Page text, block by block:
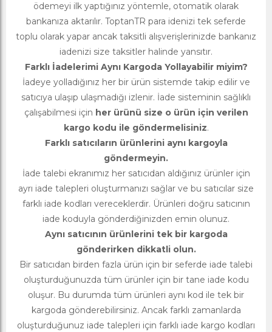
ödemeyi ilk yaptığınız yöntemle, otomatik olarak
bankanıza aktarılır. ToptanTR para idenizi tek seferde
toplu olarak yapar ancak taksitli alışverişlerinizde bankanız
iadenizi size taksitler halinde yansıtır.
Farklı İadelerimi Aynı Kargoda Yollayabilir miyim?
İadeye yolladığınız her bir ürün sistemde takip edilir ve
satıcıya ulaşıp ulaşmadığı izlenir. İade sisteminin sağlıklı
çalışabilmesi için her ürünü size o ürün için verilen
kargo kodu ile göndermelisiniz.
Farklı satıcıların ürünlerini aynı kargoyla
göndermeyin.
İade talebi ekranımız her satıcıdan aldığınız ürünler için
ayrı iade talepleri oluşturmanızı sağlar ve bu satıcılar size
farklı iade kodları vereceklerdir. Ürünleri doğru satıcının
iade koduyla gönderdiğinizden emin olunuz.
Aynı satıcının ürünlerini tek bir kargoda
gönderirken dikkatli olun.
Bir satıcıdan birden fazla ürün için bir seferde iade talebi
oluşturduğunuzda tüm ürünler için bir tane iade kodu
oluşur. Bu durumda tüm ürünleri aynı kod ile tek bir
kargoda gönderebilirsiniz. Ancak farklı zamanlarda
oluşturduğunuz iade talepleri için farklı iade kargo kodları